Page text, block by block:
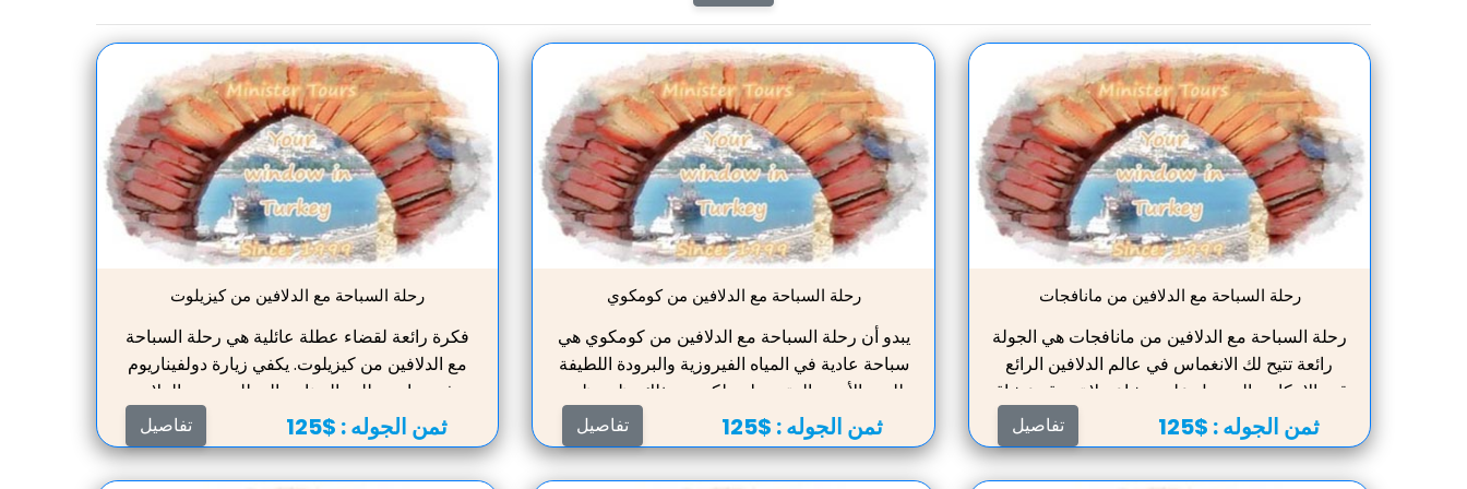
رحلة السباحة مع الدلافين من مانافجات
رحلة السباحة مع الدلافين من مانافجات هي الجولة
رائعة تتيح لك الانغماس في عالم الدلافين الرائع
قدر الإمكان والحصول على مشاعر لا تصدق. عشاق
الأنشطة في الهواء الطلق ، وخاصة الأطفال ،
سيحبون بلا شك هذه الرحلة. يمكن للجميع
ثمن الجوله : $125 تفاصيل
رحلة السباحة مع الدلافين من كومكوي
يبدو أن رحلة السباحة مع الدلافين من كومكوي هي
سباحة عادية في المياه الفيروزية والبرودة اللطيفة
للبحر الأبيض المتوسط ​​. ولكن بعد ذلك يظهر ظهر
رمادي لامع في مكان قريب ، ثم ظهر آخر.
الدلافين! من الجيد الاستمتاع بهذه الجمال من
ثمن الجوله : $125 تفاصيل
رحلة السباحة مع الدلافين من كيزيلوت
فكرة رائعة لقضاء عطلة عائلية هي رحلة السباحة
مع الدلافين من كيزيلوت. يكفي زيارة دولفيناريوم
في سايد وطلب البرنامج المطلوب. يعد العلاج
بالدلافين فرصة فريدة لتخفيف التوتر وتحسين حالة
الجهاز العصبي. إنه الترفيه والعافية. يرافق السباحة
ثمن الجوله : $125 تفاصيل